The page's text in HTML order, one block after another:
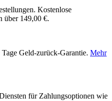
Kostenlose
über 149,00 €.
Geld-zurück-Garantie. Mehr
für Zahlungsoptionen wie